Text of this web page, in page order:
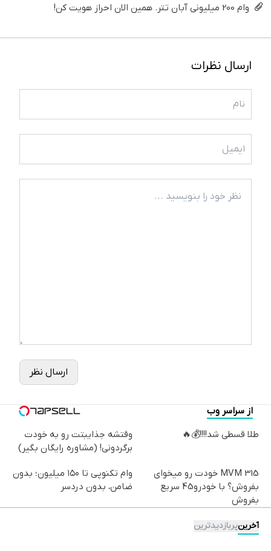
وام 200 میلیونی آبان تتر. همین الان احراز هویت کن!
ارسال نظرات
ارسال نظر
از سراسر وب
طلا قسطی شد!!!!💰🔥
وقتشه جذایبتت رو به خودت
برگردونی! (مشاوره رایگان بگیر)
MVM 315 خودت رو میخوای
بفروش؟ با خودرو45 سریع
بفروش
وام تکنوپی تا ۱۵۰ میلیون؛ بدون
ضامن، بدون دردسر
آخرینپربازدیدترین